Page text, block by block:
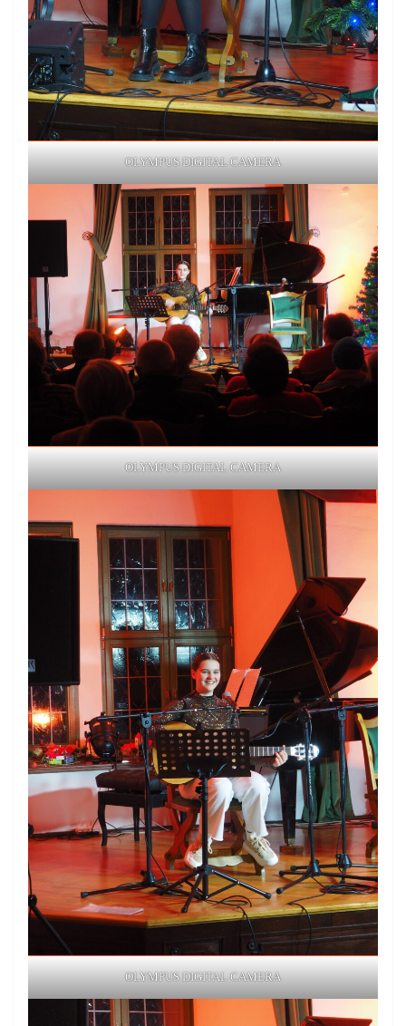
OLYMPUS DIGITAL CAMERA
OLYMPUS DIGITAL CAMERA
OLYMPUS DIGITAL CAMERA